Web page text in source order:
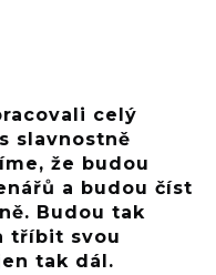
celý
slavnostně
že budou
a budou číst
Budou tak
tříbit svou
tak dál.